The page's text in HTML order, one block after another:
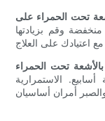
تحت الحمراء على
وقم بزيادتها
تحت الحمراء
الاستمرارية